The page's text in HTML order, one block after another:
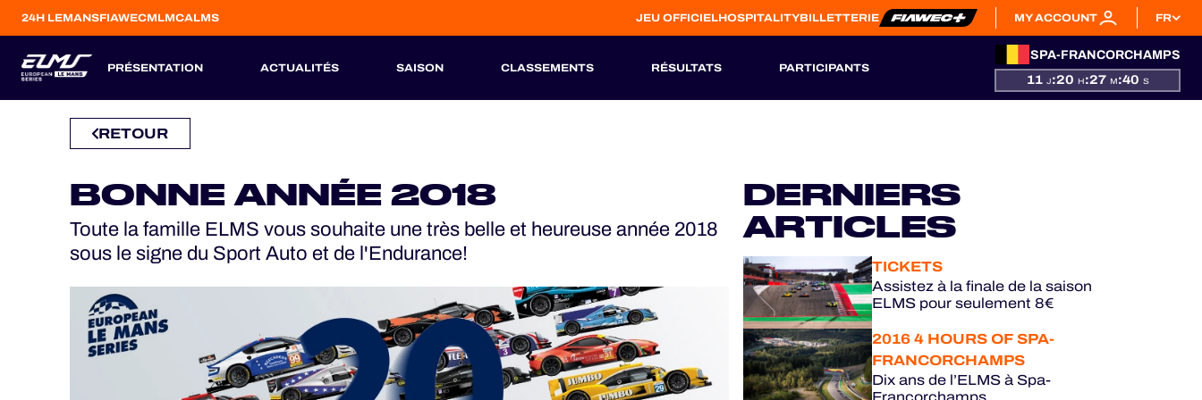
24H LEMANSFIAWECMLMCALMS JEU OFFICIELHOSPITALITYBILLETTERIE MY ACCOUNT FR
PRÉSENTATION
RÉGLEMENTATION
ACTUALITÉS SAISON
SAISONS PASSÉES SAISON 2026
ESP
AVR
FRA
3
MAI
ITA
5
JUL
BEL
23
AOU
GBR
13
SEP
PRT
10
OCT
CLASSEMENTS RÉSULTATS PARTICIPANTS
ÉQUIPES
SPA-FRANCORCHAMPS
11 J:20 H:27 M:39 S
HOSPITALITY
BILLETTERIE
RETOUR
BONNE ANNÉE 2018
Toute la famille ELMS vous souhaite une très belle et heureuse année 2018
sous le signe du Sport Auto et de l'Endurance!
DERNIERS
ARTICLES
TICKETS
Assistez à la finale de la saison
ELMS pour seulement 8€
2016 4 HOURS OF SPA-
FRANCORCHAMPS
Dix ans de l’ELMS à Spa-